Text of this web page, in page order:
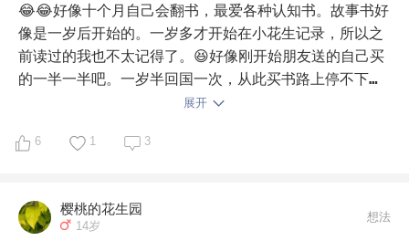
😂😂好像十个月自己会翻书，最爱各种认知书。故事书好
像是一岁后开始的。一岁多才开始在小花生记录，所以之
前读过的我也不太记得了。😆好像刚开始朋友送的自己买
的一半一半吧。一岁半回国一次，从此买书路上停不下来
上二年级了也不怎么会自己主动拿书读。在学校读书的效
学渣娃，理解能力，词汇还是在线的。
展开
6 1 3
樱桃的花生园
14岁
想法